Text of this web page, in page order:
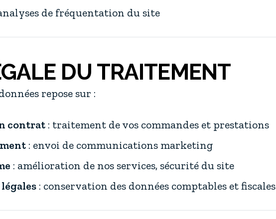
de fréquentation du site
DU TRAITEMENT
repose sur :
contrat: traitement de vos commandes et prestations
: envoi de communications marketing
: amélioration de nos services, sécurité du site
: conservation des données comptables et fiscales